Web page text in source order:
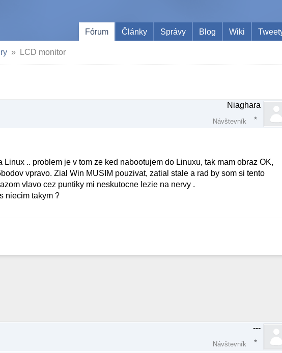
Fórum
Články Správy Blog Wiki
LCD monitor
Niaghara
Návštevník
.. problem je v tom ze ked nabootujem do Linuxu, tak mam obraz OK,
vpravo. Zial Win MUSIM pouzivat, zatial stale a rad by som si tento
vlavo cez puntiky mi neskutocne lezie na nervy .
niecim takym ?
---
Návštevník